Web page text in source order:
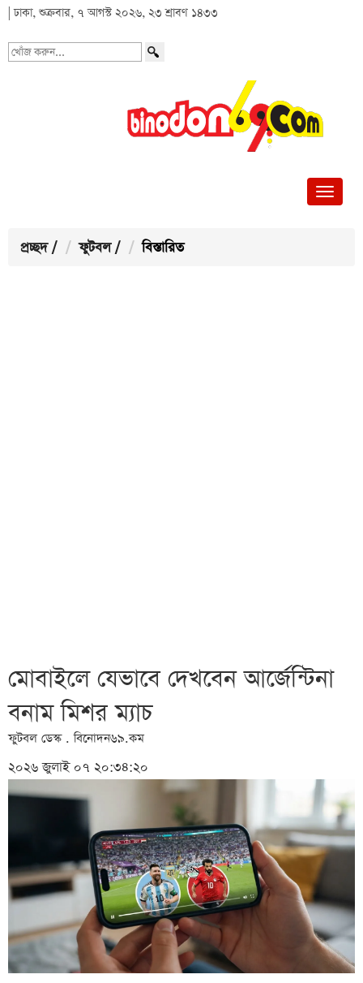
| ঢাকা, শুক্রবার, ৭ আগস্ট ২০২৬, ২৩ শ্রাবণ ১৪৩৩
খোঁজ
প্রচ্ছদ / ফুটবল / বিস্তারিত
মোবাইলে যেভাবে দেখবেন আর্জেন্টিনা
বনাম মিশর ম্যাচ
ফুটবল ডেস্ক . বিনোদন৬৯.কম
২০২৬ জুলাই ০৭ ২০:৩৪:২০